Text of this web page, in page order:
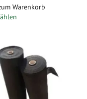
Warenkorb